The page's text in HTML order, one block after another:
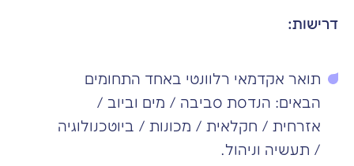
דרישות:
תואר אקדמאי רלוונטי באחד התחומים
הבאים: הנדסת סביבה / מים וביוב /
אזרחית / חקלאית / מכונות / ביוטכנולוגיה
/ תעשיה וניהול.